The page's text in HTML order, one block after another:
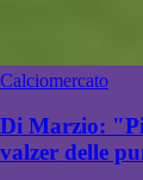
Calciomercato
Di Marzio:
valzer delle